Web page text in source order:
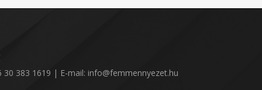
383 1619 | E-mail: info@femmennyezet.hu